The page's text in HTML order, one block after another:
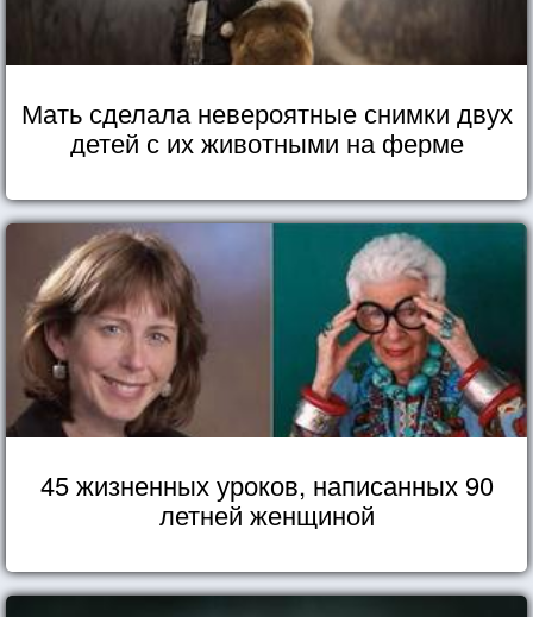
Мать сделала невероятные снимки двух
детей с их животными на ферме
45 жизненных уроков, написанных 90
летней женщиной